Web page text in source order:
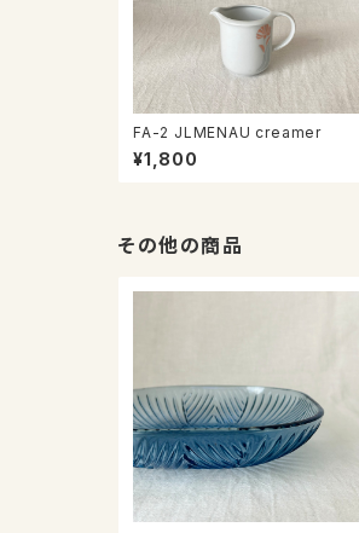
FA-2 JLMENAU creamer
¥1,800
その他の商品